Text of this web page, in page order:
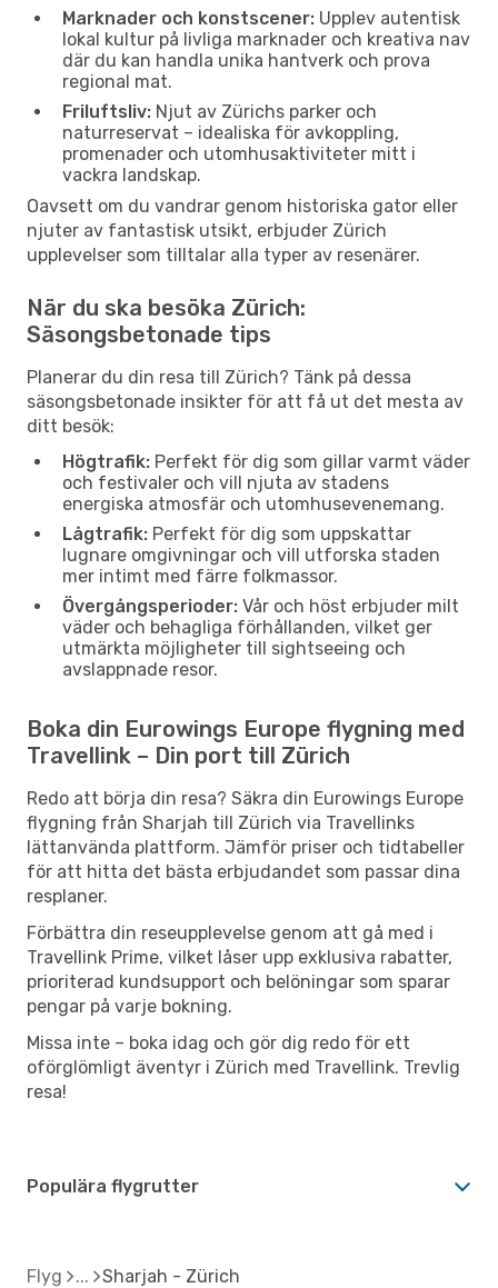
Marknader och konstscener: Upplev autentisk
lokal kultur på livliga marknader och kreativa nav
där du kan handla unika hantverk och prova
regional mat.
Friluftsliv: Njut av Zürichs parker och
naturreservat – idealiska för avkoppling,
promenader och utomhusaktiviteter mitt i
vackra landskap.
Oavsett om du vandrar genom historiska gator eller
njuter av fantastisk utsikt, erbjuder Zürich
upplevelser som tilltalar alla typer av resenärer.
När du ska besöka Zürich:
Säsongsbetonade tips
Planerar du din resa till Zürich? Tänk på dessa
säsongsbetonade insikter för att få ut det mesta av
ditt besök:
Högtrafik: Perfekt för dig som gillar varmt väder
och festivaler och vill njuta av stadens
energiska atmosfär och utomhusevenemang.
Lågtrafik: Perfekt för dig som uppskattar
lugnare omgivningar och vill utforska staden
mer intimt med färre folkmassor.
Övergångsperioder: Vår och höst erbjuder milt
väder och behagliga förhållanden, vilket ger
utmärkta möjligheter till sightseeing och
avslappnade resor.
Boka din Eurowings Europe flygning med
Travellink – Din port till Zürich
Redo att börja din resa? Säkra din Eurowings Europe
flygning från Sharjah till Zürich via Travellinks
lättanvända plattform. Jämför priser och tidtabeller
för att hitta det bästa erbjudandet som passar dina
resplaner.
Förbättra din reseupplevelse genom att gå med i
Travellink Prime, vilket låser upp exklusiva rabatter,
prioriterad kundsupport och belöningar som sparar
pengar på varje bokning.
Missa inte – boka idag och gör dig redo för ett
oförglömligt äventyr i Zürich med Travellink. Trevlig
resa!
Populära flygrutter
Flyg Sharjah - Zürich